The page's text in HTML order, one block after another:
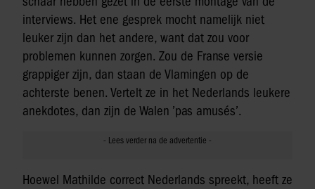
interviews. Het ene gesprek mocht namelijk niet
leuker zijn dan het andere, want dat zou voor
problemen kunnen zorgen. Zou de Franse versie
grappiger zijn, dan staan de Vlamingen op de
achterste benen. Vertelt ze in het Nederlands leukere
anekdotes, dan zijn de Walen ’pas amusés’.
Hoewel Mathilde correct Nederlands spreekt, heeft ze